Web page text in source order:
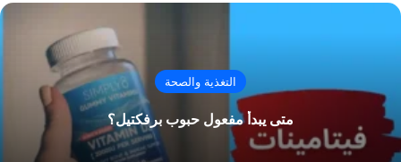
التغذية والصحة
متى يبدأ مفعول حبوب برفكتيل؟